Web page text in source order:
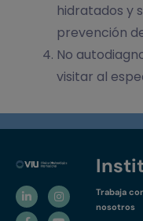
hidratados y
prevención
No
visitar al
Trabaja
nosotros